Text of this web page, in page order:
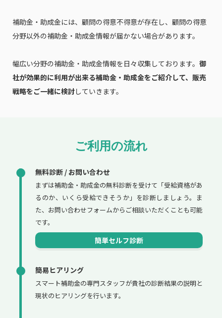
補助金・助成金には、顧問の得意不得意が存在し、顧問の得意
分野以外の補助金・助成金情報が届かない場合があります。
幅広い分野の補助金・助成金情報を日々収集しております。 御
社が効果的に利用が出来る補助金・助成金をご紹介して、販売
戦略をご一緒に検討していきます。
ご利用の流れ
無料診断 / お問い合わせ
まずは補助金・助成金の無料診断を受けて「受給資格があ
るのか、いくら受給できそうか」を診断しましょう。ま
た、お問い合わせフォームからご相談いただくことも可能
です。
簡単セルフ診断
簡易ヒアリング
スマート補助金の専門スタッフが貴社の診断結果の説明と
現状のヒアリングを行います。